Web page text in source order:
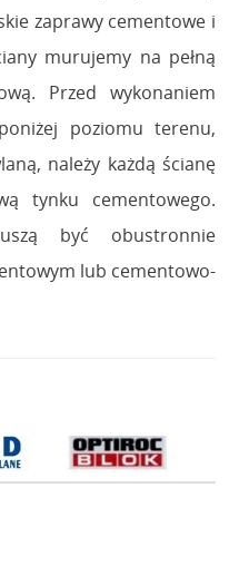
zaprawy cementowe i
murujemy na pełną
Przed wykonaniem
poziomu terenu,
należy każdą ścianę
tynku cementowego.
być obustronnie
lub cementowo-